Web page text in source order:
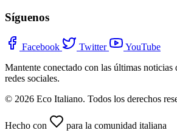
Síguenos
Facebook Twitter
YouTube
Mantente conectado con las últimas noticias
redes sociales.
© 2026 Eco Italiano. Todos los derechos
Hecho con para la comunidad italiana